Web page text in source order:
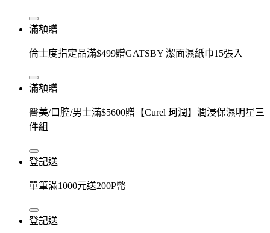
滿額贈
倫士度指定品滿$499贈GATSBY 潔面濕紙巾15張入
滿額贈
醫美/口腔/男士滿$5600贈【Curel 珂潤】潤浸保濕明星三
件組
登記送
單筆滿1000元送200P幣
登記送